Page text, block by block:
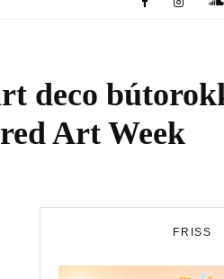
deco
Art Week
FRISS